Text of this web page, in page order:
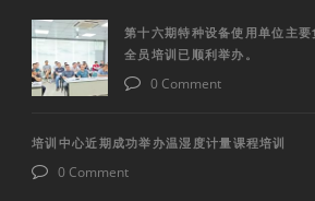
第十六期特种设备使用单位主
全员培训已顺利举办。
0 Comment
培训中心近期成功举办温湿度计量课程培训
0 Comment